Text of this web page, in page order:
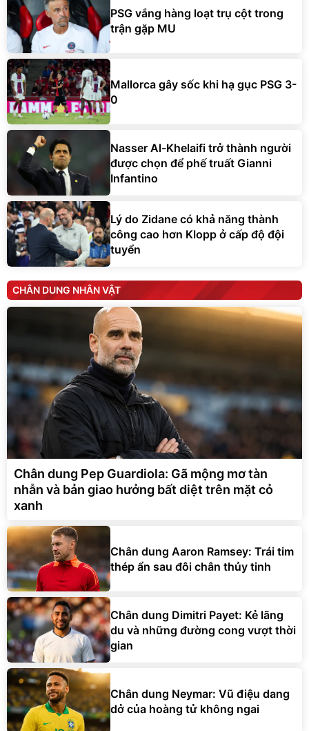
PSG vắng hàng loạt trụ cột trong
trận gặp MU
Mallorca gây sốc khi hạ gục PSG 3-
0
Nasser Al-Khelaifi trở thành người
được chọn để phế truất Gianni
Infantino
Lý do Zidane có khả năng thành
công cao hơn Klopp ở cấp độ đội
tuyển
CHÂN DUNG NHÂN VẬT
Chân dung Pep Guardiola: Gã mộng mơ tàn
nhẫn và bản giao hưởng bất diệt trên mặt cỏ
xanh
Chân dung Aaron Ramsey: Trái tim
thép ẩn sau đôi chân thủy tinh
Chân dung Dimitri Payet: Kẻ lãng
du và những đường cong vượt thời
gian
Chân dung Neymar: Vũ điệu dang
dở của hoàng tử không ngai